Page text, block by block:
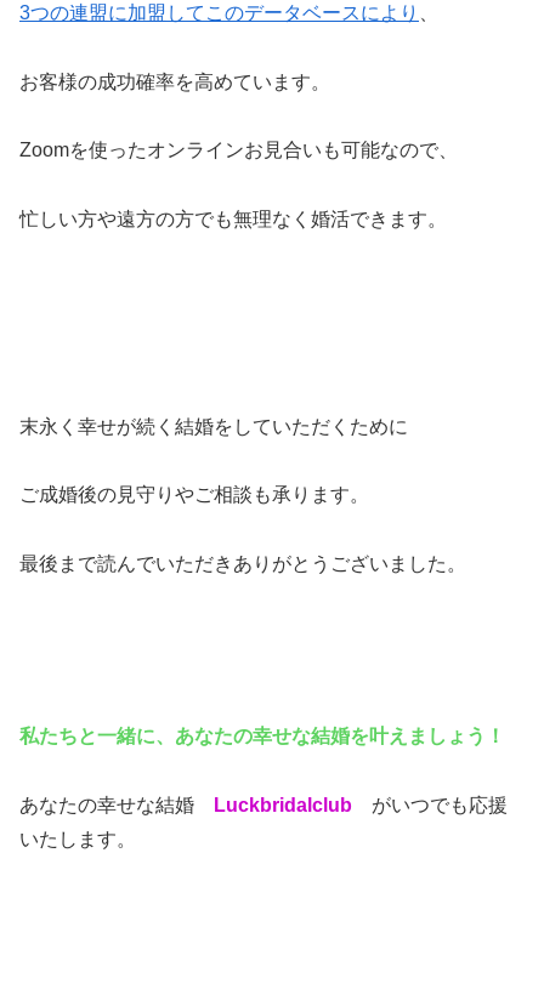
3つの連盟に加盟してこのデータベースにより
お客様の成功確率を高めています。
Zoomを使ったオンラインお見合いも可能なので、
忙しい方や遠方の方でも無理なく婚活できます。
末永く幸せが続く結婚をしていただくために
ご成婚後の見守りやご相談も承ります。
最後まで読んでいただきありがとうございました。
私たちと一緒に、あなたの幸せな結婚を叶えましょう！
あなたの幸せな結婚 Luckbridalclub がいつでも応援
いたします。